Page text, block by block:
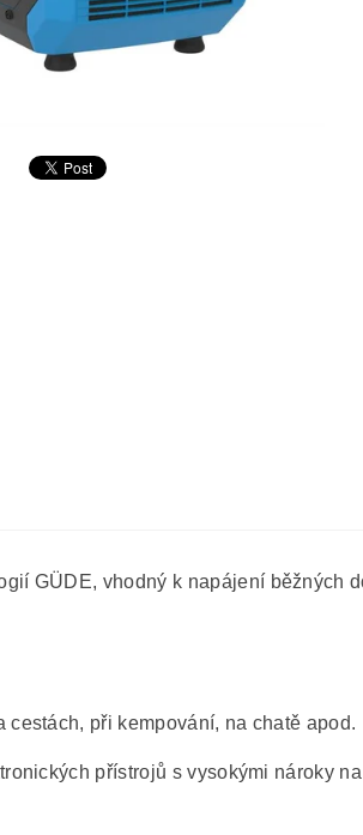
GÜDE, vhodný k napájení běžných
při kempování, na chatě apod.
přístrojů s vysokými nároky